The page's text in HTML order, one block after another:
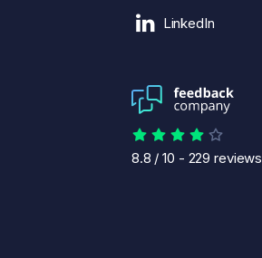
LinkedIn
8.8 /10 - 229 reviews